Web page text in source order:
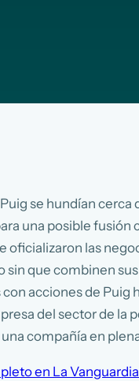
se hundían
una posible fusión
oficializaron las
sin que combinen
acciones de Puig
del sector de la
compañía en
en La Vanguardia